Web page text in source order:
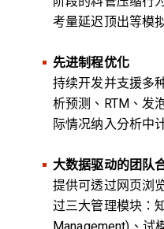
考量延迟顶出等模
先进制程优化
持续开发并支援多
析预测、RTM、发
际情况纳入分析中
大数据驱动的团队
提供可透过网页浏
过三大管理模块：
Management)、试